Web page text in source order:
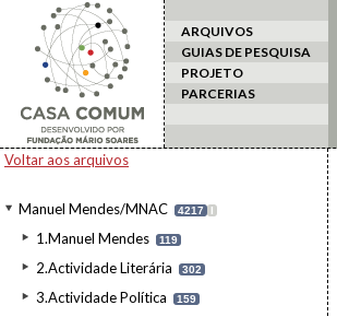
ARQUIVOS
GUIAS DE PESQUISA
PROJETO
PARCERIAS
Voltar aos arquivos
Manuel Mendes/MNAC 4217 I
1.Manuel Mendes 119
2.Actividade Literária 302
3.Actividade Política 159